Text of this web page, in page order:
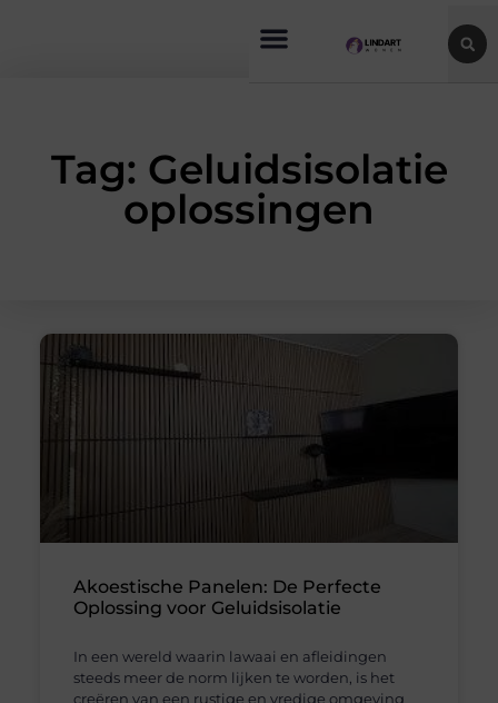
Tag: Geluidsisolatie
oplossingen
Akoestische Panelen: De Perfecte
Oplossing voor Geluidsisolatie
In een wereld waarin lawaai en afleidingen
steeds meer de norm lijken te worden, is het
creëren van een rustige en vredige omgeving